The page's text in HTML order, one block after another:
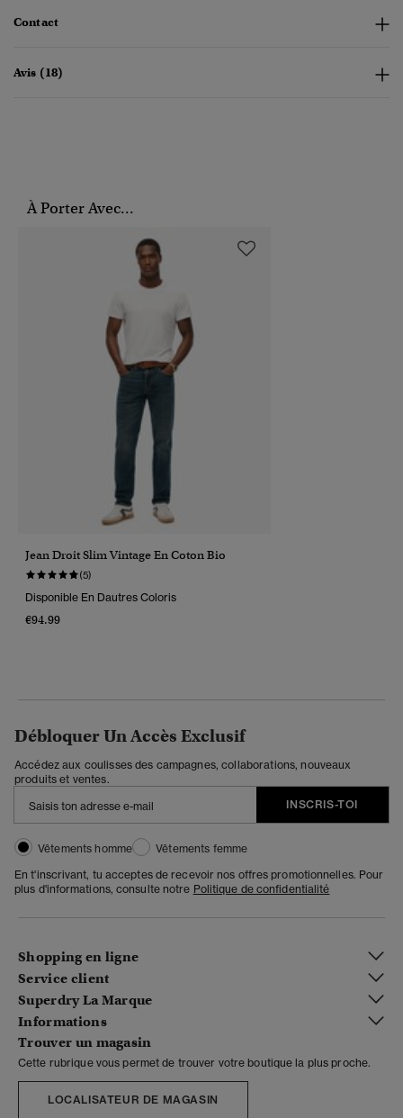
Contact
Avis (18)
À Porter Avec...
Jean Droit Slim Vintage En Coton Bio
(5)
Disponible En Dautres Coloris
€94.99
Débloquer Un Accès Exclusif
Accédez aux coulisses des campagnes, collaborations, nouveaux
produits et ventes.
INSCRIS-TOI
Vêtements homme
Vêtements femme
En t'inscrivant, tu acceptes de recevoir nos offres promotionnelles. Pour
plus d'informations, consulte notre Politique de confidentialité
Shopping en ligne
Service client
Superdry La Marque
Informations
Trouver un magasin
Cette rubrique vous permet de trouver votre boutique la plus proche.
LOCALISATEUR DE MAGASIN